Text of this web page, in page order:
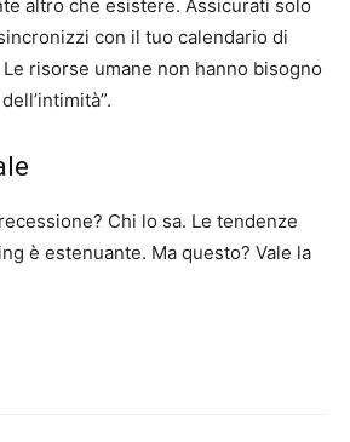
altro che esistere. Assicurati solo
con il tuo calendario di
risorse umane non hanno bisogno
Chi lo sa. Le tendenze
è estenuante. Ma questo? Vale la